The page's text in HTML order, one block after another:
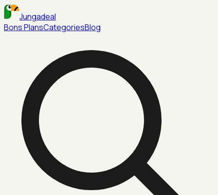
Jungadeal
Bons PlansCategoriesBlog